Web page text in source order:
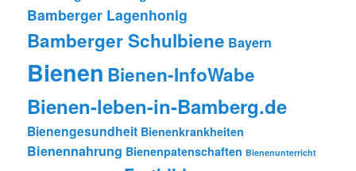
Bamberger Lagenhonig
Bamberger Schulbiene Bayern
Bienen Bienen-InfoWabe
Bienen-leben-in-Bamberg.de
Bienengesundheit Bienenkrankheiten
Bienennahrung Bienenpatenschaften Bienenunterricht